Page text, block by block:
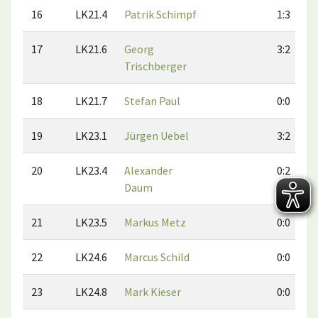
16 LK21.4 Patrik Schimpf 1:3
17 LK21.6
Georg
Trischberger
3:2
18 LK21.7 Stefan Paul 0:0
19 LK23.1 Jürgen Uebel 3:2
20 LK23.4
Alexander
Daum
0:2
21 LK23.5 Markus Metz 0:0
22 LK24.6 Marcus Schild 0:0
23 LK24.8 Mark Kieser 0:0